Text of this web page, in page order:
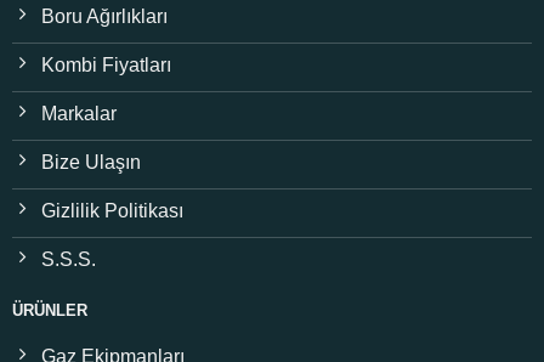
Boru Ağırlıkları
Kombi Fiyatları
Markalar
Bize Ulaşın
Gizlilik Politikası
S.S.S.
ÜRÜNLER
Gaz Ekipmanları